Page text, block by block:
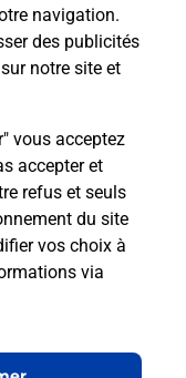
navigation.
des publicités
notre site et
vous acceptez
accepter et
refus et seuls
du site
vos choix à
via
la route